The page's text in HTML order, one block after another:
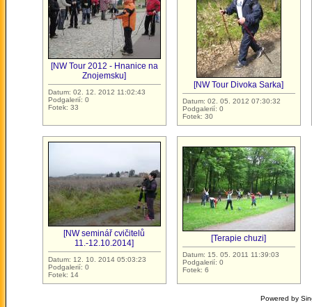
[NW Tour 2012 - Hnanice na
Znojemsku]
Datum: 02. 12. 2012 11:02:43
Podgalerií: 0
Fotek: 33
[NW Tour Divoka Sarka]
Datum: 02. 05. 2012 07:30:32
Podgalerií: 0
Fotek: 30
[NW seminář cvičitelů
11.-12.10.2014]
Datum: 12. 10. 2014 05:03:23
Podgalerií: 0
Fotek: 14
[Terapie chuzi]
Datum: 15. 05. 2011 11:39:03
Podgalerií: 0
Fotek: 6
Powered by